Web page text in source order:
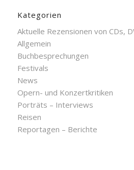
Kategorien
Aktuelle Rezensionen von CDs,
Allgemein
Buchbesprechungen
Festivals
News
Opern- und Konzertkritiken
Porträts – Interviews
Reisen
Reportagen – Berichte